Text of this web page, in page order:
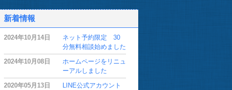
新着情報
2024年10月14日
ネット予約限定 30
分無料相談始めました
2024年10月08日
ホームページをリニュ
ーアルしました
2020年05月13日
LINE公式アカウント